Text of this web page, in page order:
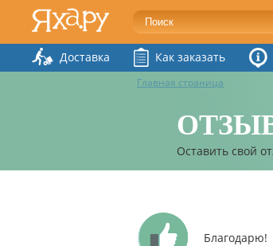
Доставка Как заказать
Главная страница
Оставить свой
Благодарю!